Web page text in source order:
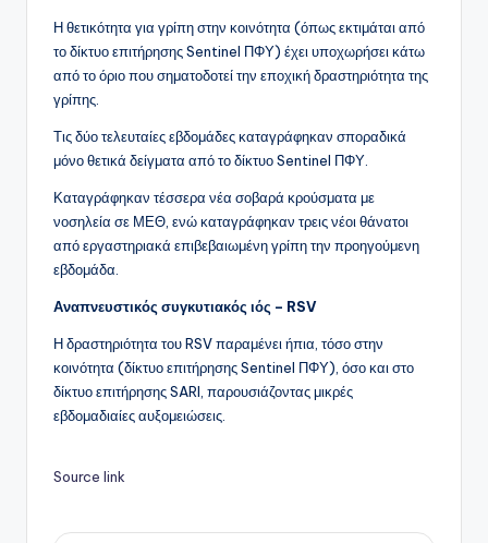
Η θετικότητα για γρίπη στην κοινότητα (όπως εκτιμάται από
το δίκτυο επιτήρησης Sentinel ΠΦΥ) έχει υποχωρήσει κάτω
από το όριο που σηματοδοτεί την εποχική δραστηριότητα της
γρίπης.
Τις δύο τελευταίες εβδομάδες καταγράφηκαν σποραδικά
μόνο θετικά δείγματα από το δίκτυο Sentinel ΠΦΥ.
Καταγράφηκαν τέσσερα νέα σοβαρά κρούσματα με
νοσηλεία σε ΜΕΘ, ενώ καταγράφηκαν τρεις νέοι θάνατοι
από εργαστηριακά επιβεβαιωμένη γρίπη την προηγούμενη
εβδομάδα.
Αναπνευστικός συγκυτιακός ιός – RSV
Η δραστηριότητα του RSV παραμένει ήπια, τόσο στην
κοινότητα (δίκτυο επιτήρησης Sentinel ΠΦΥ), όσο και στο
δίκτυο επιτήρησης SARI, παρουσιάζοντας μικρές
εβδομαδιαίες αυξομειώσεις.
Source link